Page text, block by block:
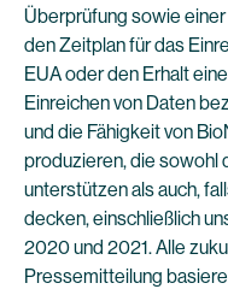
Überprüfung sowie
den Zeitplan für das
EUA oder den Erhalt
Einreichen von Daten
und die Fähigkeit von
produzieren, die sowohl
unterstützen als auch,
decken, einschließlich
2020 und 2021. Alle
Pressemitteilung